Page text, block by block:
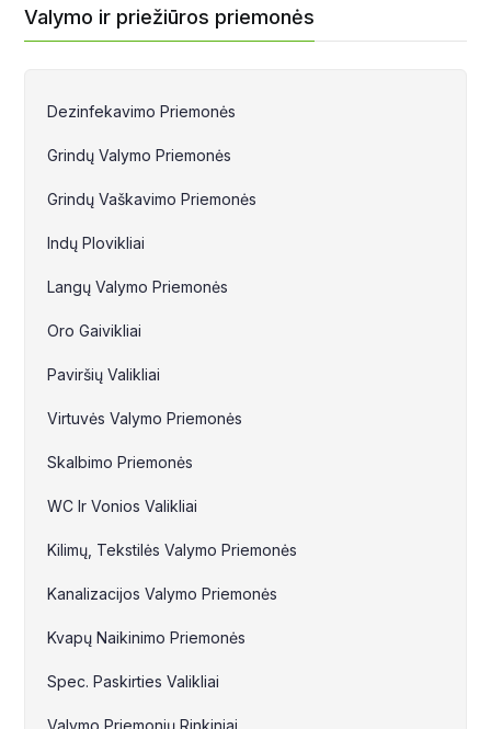
Valymo ir priežiūros priemonės
Dezinfekavimo Priemonės
Grindų Valymo Priemonės
Grindų Vaškavimo Priemonės
Indų Plovikliai
Langų Valymo Priemonės
Oro Gaivikliai
Paviršių Valikliai
Virtuvės Valymo Priemonės
Skalbimo Priemonės
WC Ir Vonios Valikliai
Kilimų, Tekstilės Valymo Priemonės
Kanalizacijos Valymo Priemonės
Kvapų Naikinimo Priemonės
Spec. Paskirties Valikliai
Valymo Priemonių Rinkiniai